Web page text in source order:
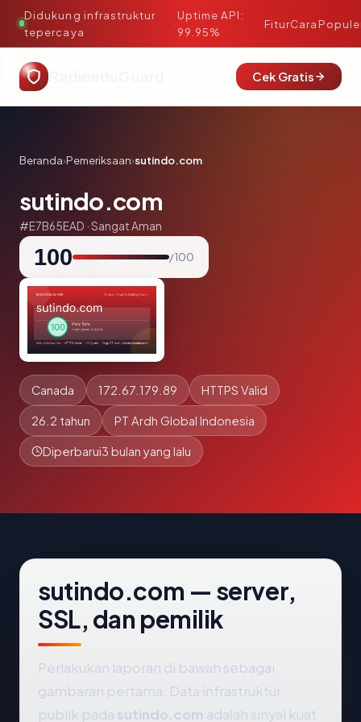
Didukung infrastruktur
tepercaya
·
Uptime API:
99.95%
FiturCara
Cek Gratis
Beranda›Pemeriksaan›sutindo.com
sutindo.com
#E7B65EAD · Sangat Aman
100 / 100
Canada 172.67.179.89 HTTPS Valid
26.2 tahun PT Ardh Global Indonesia
Diperbarui3 bulan yang lalu
sutindo.com — server,
SSL, dan pemilik
Perlakukan laporan di bawah sebagai
gambaran pertama. Data infrastruktur
publik pada sutindo.com adalah sinyal kuat